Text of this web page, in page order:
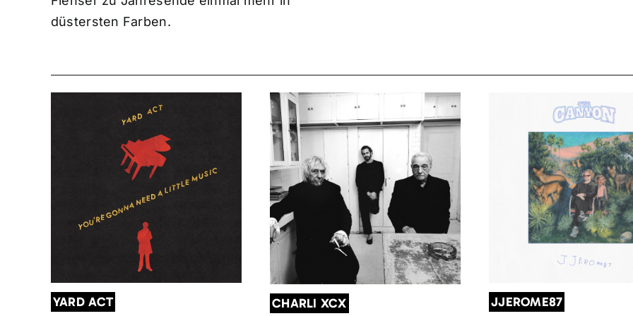
düstersten Farben.
YARD ACT CHARLI XCX JJEROME87